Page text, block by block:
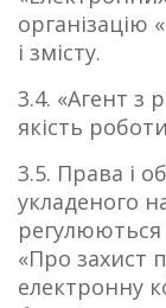
організацію
і змісту.
3.4. «Агент з
якість
3.5. Права і
укладеного
«Про захист
електронну